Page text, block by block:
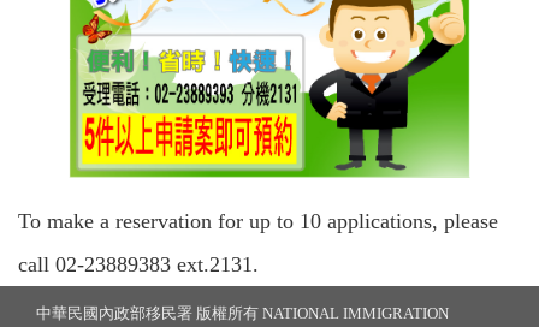
To make a reservation for up to 10 applications, please
call 02-23889383 ext.2131.
中華民國內政部移民署 版權所有 NATIONAL IMMIGRATION